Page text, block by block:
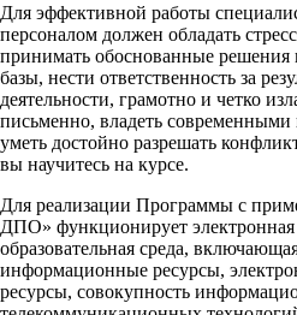
Для эффективной работы
персоналом должен обладать
принимать обоснованные решения
базы, нести ответственность за
деятельности, грамотно и четко
письменно, владеть
уметь достойно разрешать
вы научитесь на курсе.
Для реализации Программы с
ДПО» функционирует
образовательная среда,
информационные ресурсы,
ресурсы, совокупность